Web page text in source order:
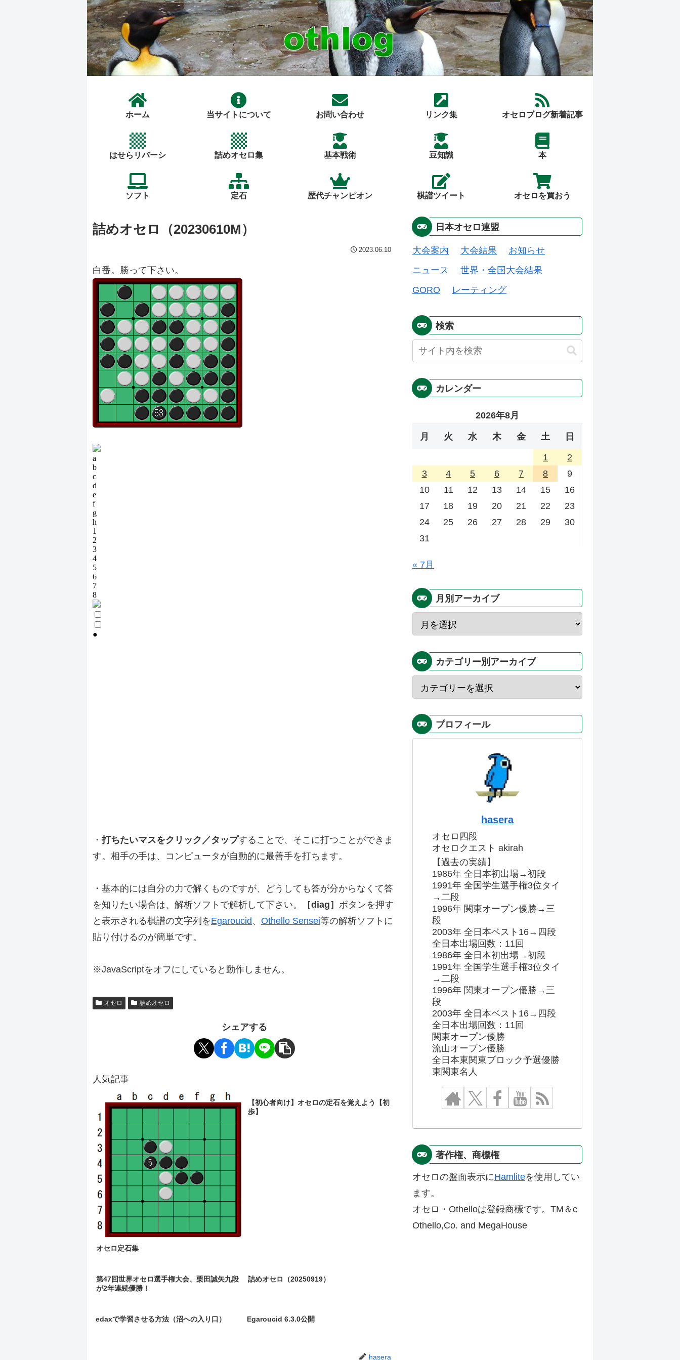
ホーム 当サイトについて お問い合わせ リンク集 オセロブログ新着記事
はせらリバーシ 詰めオセロ集 基本戦術 豆知識 本
ソフト 定石 歴代チャンピオン 棋譜ツイート オセロを買おう
詰めオセロ（20230610M）
2023.06.10
白番。勝って下さい。
・打ちたいマスをクリック／タップすることで、そこに打つことができま
す。相手の手は、コンピュータが自動的に最善手を打ちます。
・基本的には自分の力で解くものですが、どうしても答が分からなくて答
を知りたい場合は、解析ソフトで解析して下さい。
［diag］ ボタンを押す
と表示される棋譜の文字列をEgaroucid、 Othello Sensei等の解析ソフトに
貼り付けるのが簡単です。
※JavaScriptをオフにしていると動作しません。
オセロ 詰めオセロ
シェアする
人気記事
オセロ定石集
【初心者向け】オセロの定石を覚えよう【初
歩】
第47回世界オセロ選手権大会、栗田誠矢九段
が2年連続優勝！
詰めオセロ（20250919）
edaxで学習させる方法（沼への入り口） Egaroucid 6.3.0公開
hasera
日本オセロ連盟
大会案内 大会結果
お知らせ
ニュース
世界・全国大会結果
GORO
レーティング
検索
カレンダー
2026年8月
月 火 水 木 金 土 日
1
2
3
4 5 6 7 8
9
10
11 12 13 14 15
16
17
18 19 20 21 22
23
24
25 26 27 28 29
30
31
« 7月
月別アーカイブ
カテゴリー別アーカイブ
プロフィール
hasera
オセロ四段
オセロクエスト akirah
【過去の実績】
1986年 全日本初出場→初段
1991年 全国学生選手権3位タイ
→二段
1996年 関東オープン優勝→三
段
2003年 全日本ベスト16→四段
全日本出場回数：11回
1986年 全日本初出場→初段
1991年 全国学生選手権3位タイ
→二段
1996年 関東オープン優勝→三
段
2003年 全日本ベスト16→四段
全日本出場回数：11回
関東オープン優勝
流山オープン優勝
全日本東関東ブロック予選優勝
東関東名人
著作権、商標権
オセロの盤面表示にHamliteを使用してい
ます。
オセロ・Othelloは登録商標です。TM＆c
Othello,Co. and MegaHouse